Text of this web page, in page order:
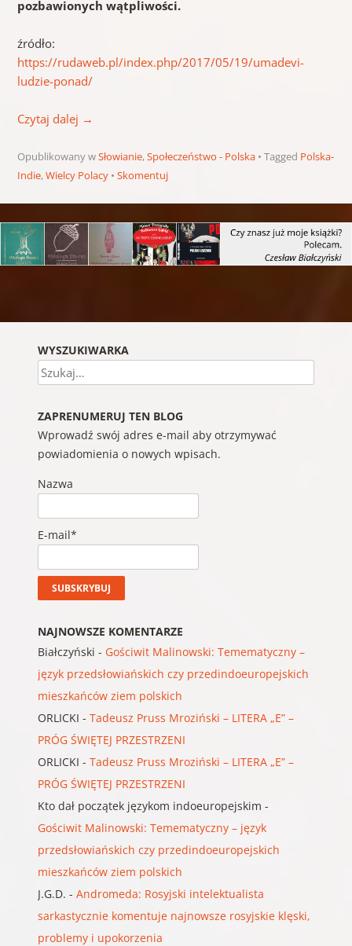
pozbawionych wątpliwości.
źródło:
https://rudaweb.pl/index.php/2017/05/19/umadevi-
ludzie-ponad/
Czytaj dalej →
Opublikowany wSłowianie,Społeczeństwo - Polska Tagged Polska-
Indie,Wielcy Polacy Skomentuj
WYSZUKIWARKA
Szukaj
ZAPRENUMERUJ TEN BLOG
Wprowadź swój adres e-mail aby otrzymywać
powiadomienia o nowych wpisach.
Nazwa
E-mail*
NAJNOWSZE KOMENTARZE
Białczyński - Gościwit Malinowski: Temematyczny –
język przedsłowiańskich czy przedindoeuropejskich
mieszkańców ziem polskich
ORLICKI - Tadeusz Pruss Mroziński – LITERA „E” –
PRÓG ŚWIĘTEJ PRZESTRZENI
ORLICKI - Tadeusz Pruss Mroziński – LITERA „E” –
PRÓG ŚWIĘTEJ PRZESTRZENI
Kto dał początek językom indoeuropejskim -
Gościwit Malinowski: Temematyczny – język
przedsłowiańskich czy przedindoeuropejskich
mieszkańców ziem polskich
J.G.D. - Andromeda: Rosyjski intelektualista
sarkastycznie komentuje najnowsze rosyjskie klęski,
problemy i upokorzenia